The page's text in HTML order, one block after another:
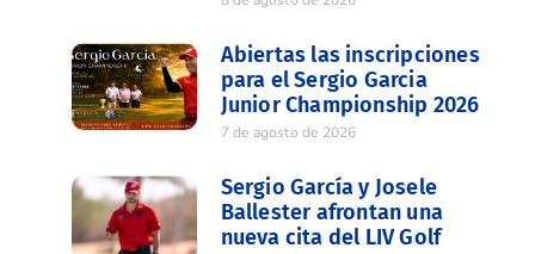
Abiertas las inscripciones
para el Sergio Garcia
Junior Championship 2026
7 de agosto de 2026
Sergio García y Josele
Ballester afrontan una
nueva cita del LIV Golf